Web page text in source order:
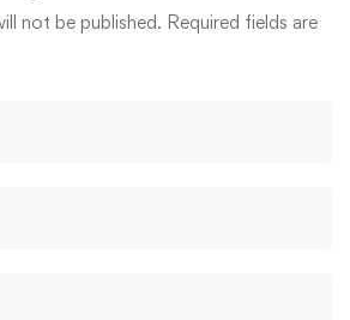
not be published. Required fields are